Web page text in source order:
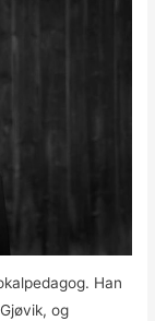
Han
og